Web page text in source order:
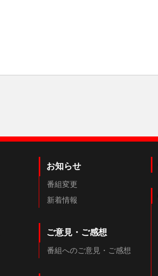
お知らせ
番組変更
新着情報
ご意見・ご感想
番組へのご意見・ご感想